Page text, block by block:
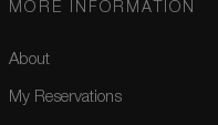
MORE INFORMATION
About
My Reservations